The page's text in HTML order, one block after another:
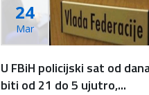
24
Mar
U FBiH policijski sat od
biti od 21 do 5 ujutro,...